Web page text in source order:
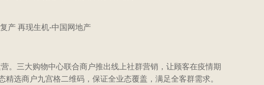
。三大购物中心联合商户推出线上社群营销，让顾客在疫情期
选商户九宫格二维码，保证全业态覆盖，满足全客群需求。